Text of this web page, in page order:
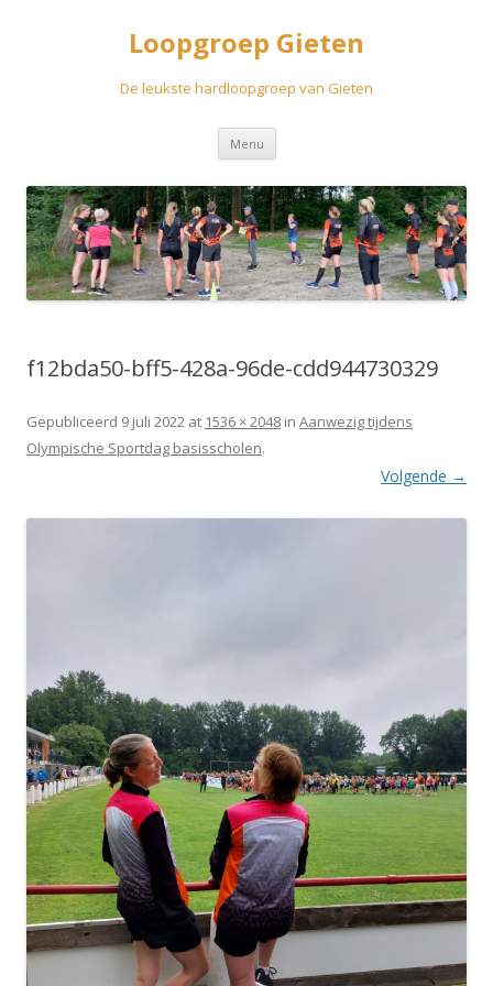
Loopgroep Gieten
De leukste hardloopgroep van Gieten
Menu Spring
inhoud
f12bda50-bff5-428a-96de-cdd944730329
Gepubliceerd 9 juli 2022 at 1536 × 2048 in Aanwezig tijdens
Olympische Sportdag basisscholen.
Volgende →